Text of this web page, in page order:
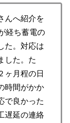
んへ紹介を
経ち蓄電の
た。対応は
した。た
ヶ月程の日
時間がかか
で良かった
遅延の連絡